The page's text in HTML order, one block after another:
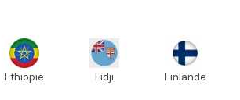
Ethiopie Fidji Finlande